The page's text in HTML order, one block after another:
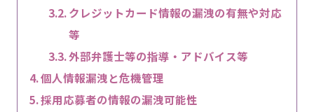
クレジットカード情報の漏洩の有無や対応
等
外部弁護士等の指導・アドバイス等
個人情報漏洩と危機管理
採用応募者の情報の漏洩可能性